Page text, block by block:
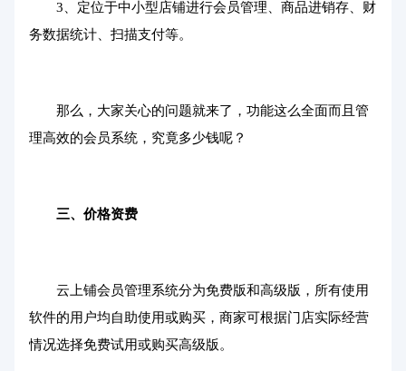
3、定位于中小型店铺进行会员管理、商品进销存、财
务数据统计、扫描支付等。
那么，大家关心的问题就来了，功能这么全面而且管
理高效的会员系统，究竟多少钱呢？
三、价格资费
云上铺会员管理系统分为免费版和高级版，所有使用
软件的用户均自助使用或购买，商家可根据门店实际经营
情况选择免费试用或购买高级版。